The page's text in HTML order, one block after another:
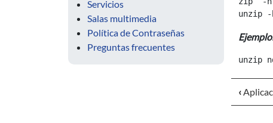
Servicios
Salas multimedia
Política de Contraseñas
Preguntas frecuentes
‹